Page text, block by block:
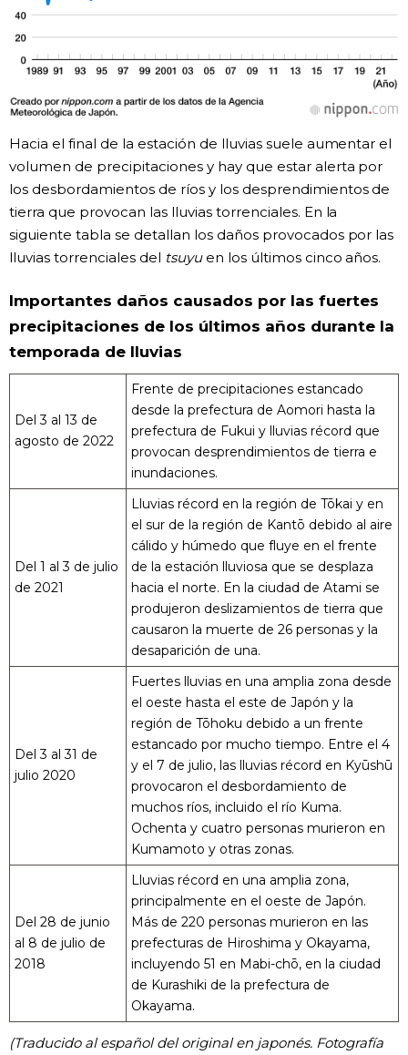
Hacia el final de la estación de lluvias suele aumentar el
volumen de precipitaciones y hay que estar alerta por
los desbordamientos de ríos y los desprendimientos de
tierra que provocan las lluvias torrenciales. En la
siguiente tabla se detallan los daños provocados por las
lluvias torrenciales del tsuyuen los últimos cinco años.
Importantes daños causados por las fuertes
precipitaciones de los últimos años durante la
temporada de lluvias
Del 3 al 13 de
agosto de 2022
Frente de precipitaciones estancado
desde la prefectura de Aomori hasta la
prefectura de Fukui y lluvias récord que
provocan desprendimientos de tierra e
inundaciones.
Del 1 al 3 de julio
de 2021
Lluvias récord en la región de Tōkai y en
el sur de la región de Kantō debido al aire
cálido y húmedo que fluye en el frente
de la estación lluviosa que se desplaza
hacia el norte. En la ciudad de Atami se
produjeron deslizamientos de tierra que
causaron la muerte de 26 personas y la
desaparición de una.
Del 3 al 31 de
julio 2020
Fuertes lluvias en una amplia zona desde
el oeste hasta el este de Japón y la
región de Tōhoku debido a un frente
estancado por mucho tiempo. Entre el 4
y el 7 de julio, las lluvias récord en Kyūshū
provocaron el desbordamiento de
muchos ríos, incluido el río Kuma.
Ochenta y cuatro personas murieron en
Kumamoto y otras zonas.
Del 28 de junio
al 8 de julio de
2018
Lluvias récord en una amplia zona,
principalmente en el oeste de Japón.
Más de 220 personas murieron en las
prefecturas de Hiroshima y Okayama,
incluyendo 51 en Mabi-chō, en la ciudad
de Kurashiki de la prefectura de
Okayama.
(Traducido al español del original en japonés. Fotografía